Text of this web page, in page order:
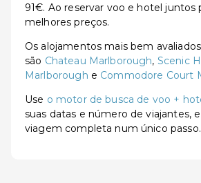
91€. Ao reservar voo e hotel juntos
melhores preços.
Os alojamentos mais bem
são Chateau Marlborough, Scenic
Marlborough e Commodore Court
Use o motor de busca de voo +
suas datas e número de viajantes,
viagem completa num único passo.